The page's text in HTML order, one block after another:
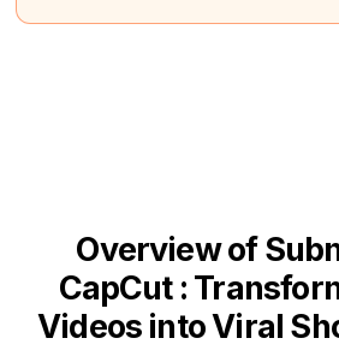
Overview of
CapCut :
Videos into Viral